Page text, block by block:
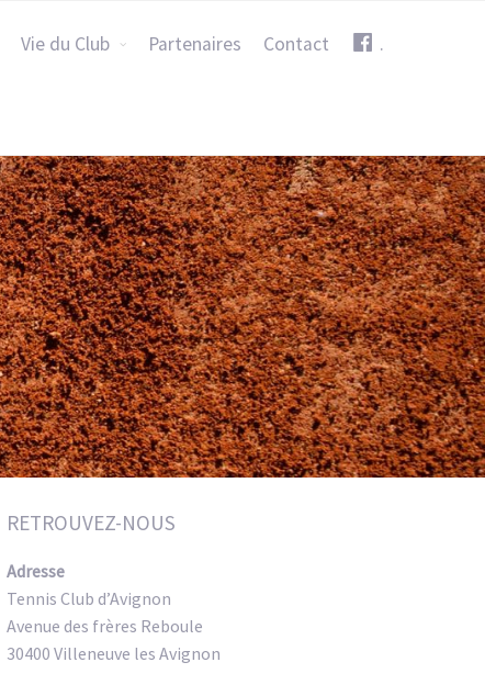
Vie du Club Partenaires Contact .
RETROUVEZ-NOUS
Adresse
Tennis Club d’Avignon
Avenue des frères Reboule
30400 Villeneuve les Avignon